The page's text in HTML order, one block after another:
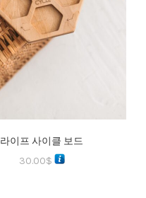
라이프 사이클 보드
30.00$